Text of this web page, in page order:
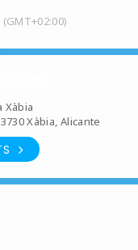
(GMT+02:00)
Xàbia
Xàbia, Alicante